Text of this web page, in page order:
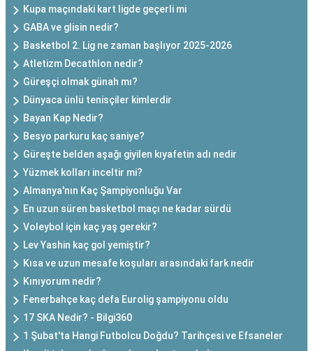
Kupa maçındaki kart ligde geçerli mi
GABA ve glisin nedir?
Basketbol 2. Lig ne zaman başlıyor 2025-2026
Atletizm Decathlon nedir?
Güreşçi olmak günah mı?
Dünyaca ünlü tenisçiler kimlerdir
Bayan Kap Nedir?
Besyo parkuru kaç saniye?
Güreşte belden aşağı giyilen kıyafetin adı nedir
Yüzmek kolları inceltir mi?
Almanya'nın Kaç Şampiyonluğu Var
En uzun süren basketbol maçı ne kadar sürdü
Voleybol için kaç yaş gerekir?
Lev Yashin kaç gol yemiştir?
Kısa ve uzun mesafe koşuları arasındaki fark nedir
Kınıyorum nedir?
Fenerbahçe kaç defa Eurolig şampiyonu oldu
17 SKA Nedir? - Bilgi360
1 Şubat'ta Hangi Futbolcu Doğdu? Tarihçesi ve Efsaneler